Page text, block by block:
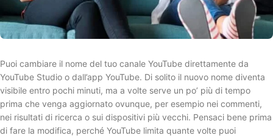
Puoi cambiare il nome del tuo canale YouTube direttamente da
YouTube Studio o dall’app YouTube. Di solito il nuovo nome diventa
visibile entro pochi minuti, ma a volte serve un po’ più di tempo
prima che venga aggiornato ovunque, per esempio nei commenti,
nei risultati di ricerca o sui dispositivi più vecchi. Pensaci bene prima
di fare la modifica, perché YouTube limita quante volte puoi